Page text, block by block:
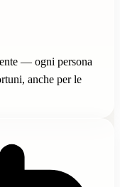
— ogni persona
anche per le